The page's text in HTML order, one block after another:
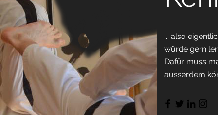
... also
würde gern
Dafür muss
ausserdem